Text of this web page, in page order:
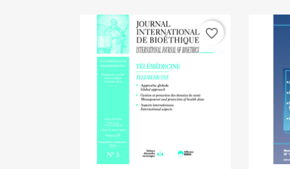
favorite_border